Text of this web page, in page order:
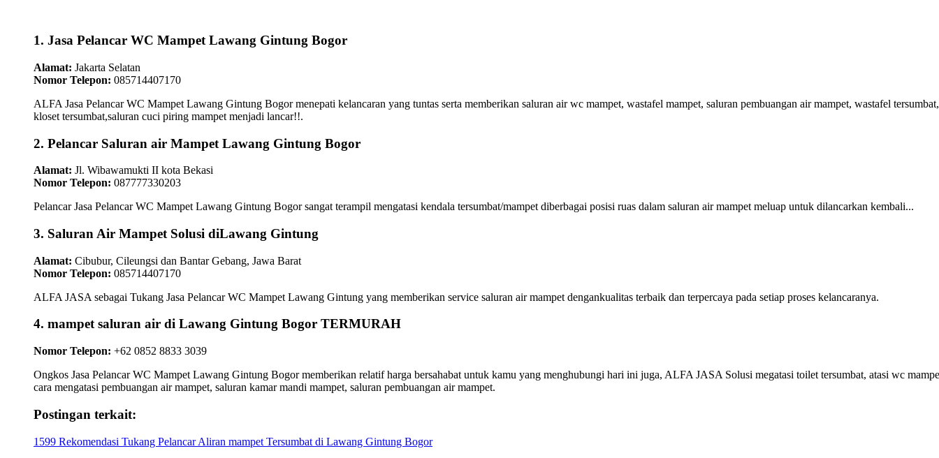
1. Jasa Pelancar WC Mampet Lawang Gintung Bogor
Alamat: Jakarta Selatan
Nomor Telepon: 085714407170
ALFA Jasa Pelancar WC Mampet Lawang Gintung Bogor menepati kelancaran yang tuntas serta memberikan saluran air wc mampet, wastafel mampet, saluran pembuangan air mampet, wastafel tersumbat,
kloset tersumbat,saluran cuci piring mampet menjadi lancar!!.
2. Pelancar Saluran air Mampet Lawang Gintung Bogor
Alamat: Jl. Wibawamukti II kota Bekasi
Nomor Telepon: 087777330203
Pelancar Jasa Pelancar WC Mampet Lawang Gintung Bogor sangat terampil mengatasi kendala tersumbat/mampet diberbagai posisi ruas dalam saluran air mampet meluap untuk dilancarkan kembali...
3. Saluran Air Mampet Solusi diLawang Gintung
Alamat: Cibubur, Cileungsi dan Bantar Gebang, Jawa Barat
Nomor Telepon: 085714407170
ALFA JASA sebagai Tukang Jasa Pelancar WC Mampet Lawang Gintung yang memberikan service saluran air mampet dengankualitas terbaik dan terpercaya pada setiap proses kelancaranya.
4. mampet saluran air di Lawang Gintung Bogor TERMURAH
Nomor Telepon: +62 0852 8833 3039
Ongkos Jasa Pelancar WC Mampet Lawang Gintung Bogor memberikan relatif harga bersahabat untuk kamu yang menghubungi hari ini juga, ALFA JASA Solusi megatasi toilet tersumbat, atasi wc
cara mengatasi pembuangan air mampet, saluran kamar mandi mampet, saluran pembuangan air mampet.
Postingan terkait:
1599 Rekomendasi Tukang Pelancar Aliran mampet Tersumbat di Lawang Gintung Bogor